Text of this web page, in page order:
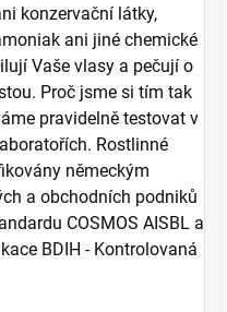
konzervační látky,
ani jiné chemické
Vaše vlasy a pečují o
Proč jsme si tím tak
pravidelně testovat v
Rostlinné
německým
a obchodních podniků
COSMOS AISBL a
BDIH - Kontrolovaná